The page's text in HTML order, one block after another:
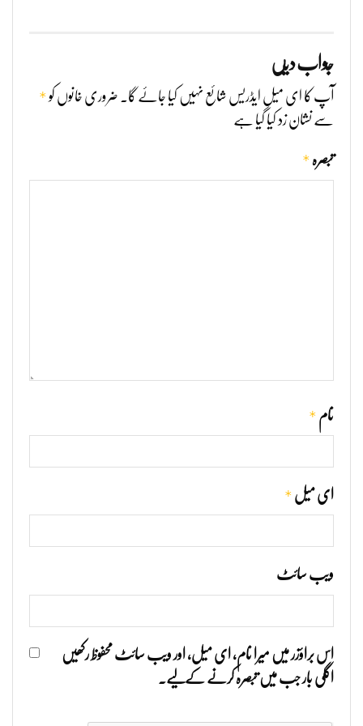
جواب دیں
آپ کا ای میل ایڈریس شائع نہیں کیا جائے گا۔ ضروری خانوں کو*
سے نشان زد کیا گیا ہے
تبصرہ *
نام *
ای میل *
ویب‌ سائٹ
اس براؤزر میں میرا نام، ای میل، اور ویب سائٹ محفوظ رکھیں
اگلی بار جب میں تبصرہ کرنے کےلیے۔